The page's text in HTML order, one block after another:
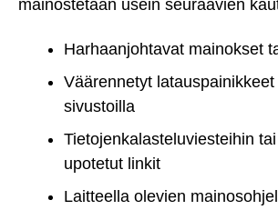
mainostetaan usein seuraavien
Harhaanjohtavat mainokset
Väärennetyt
sivustoilla
Tietojenkalasteluviesteihin
upotetut linkit
Laitteella olevien